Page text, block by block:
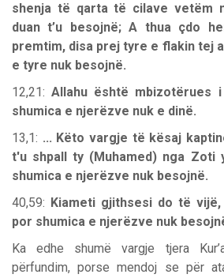
shenja të qarta të cilave vetëm
duan t’u besojnë; A thua çdo
premtim, disa prej tyre e flakin tej
e tyre nuk besojnë.
12,21:Allahu është mbizotërues
shumica e njerëzve nuk e dinë.
13,1: ... Këto vargje të kësaj
t'u shpall ty (Muhamed) nga Zoti
shumica e njerëzve nuk besojnë.
40,59: Kiameti gjithsesi do të
por shumica e njerëzve nuk
Ka edhe shumë vargje tjera
përfundim, porse mendoj se për